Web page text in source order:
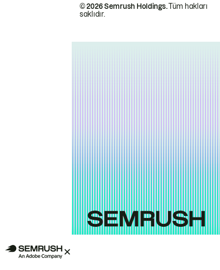
© 2026 Semrush Holdings.Tüm hakları
saklıdır.